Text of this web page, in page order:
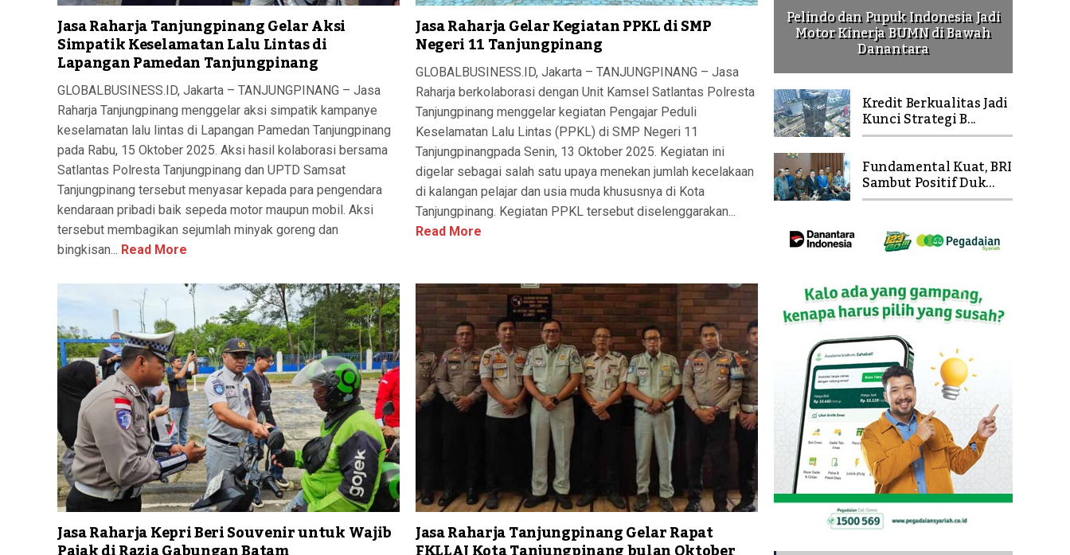
Jasa Raharja Tanjungpinang Gelar Aksi
Simpatik Keselamatan Lalu Lintas di
Lapangan Pamedan Tanjungpinang
GLOBALBUSINESS.ID, Jakarta – TANJUNGPINANG – Jasa
Raharja Tanjungpinang menggelar aksi simpatik kampanye
keselamatan lalu lintas di Lapangan Pamedan Tanjungpinang
pada Rabu, 15 Oktober 2025. Aksi hasil kolaborasi bersama
Satlantas Polresta Tanjungpinang dan UPTD Samsat
Tanjungpinang tersebut menyasar kepada para pengendara
kendaraan pribadi baik sepeda motor maupun mobil. Aksi
tersebut membagikan sejumlah minyak goreng dan
bingkisan... Read More
Jasa Raharja Gelar Kegiatan PPKL di SMP
Negeri 11 Tanjungpinang
GLOBALBUSINESS.ID, Jakarta – TANJUNGPINANG – Jasa
Raharja berkolaborasi dengan Unit Kamsel Satlantas Polresta
Tanjungpinang menggelar kegiatan Pengajar Peduli
Keselamatan Lalu Lintas (PPKL) di SMP Negeri 11
Tanjungpinangpada Senin, 13 Oktober 2025. Kegiatan ini
digelar sebagai salah satu upaya menekan jumlah kecelakaan
di kalangan pelajar dan usia muda khususnya di Kota
Tanjungpinang. Kegiatan PPKL tersebut diselenggarakan...
Read More
Jasa Raharja Kepri Beri Souvenir untuk Wajib Jasa Raharja Tanjungpinang Gelar Rapat
Pelindo dan Pupuk Indonesia Jadi
Motor Kinerja BUMN di Bawah
Danantara
Kredit Berkualitas Jadi
Kunci Strategi B...
Fundamental Kuat, BRI
Sambut Positif Duk...